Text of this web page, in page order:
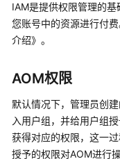
用
户
指
佳
实
践
IAM是提供权限管理的
您账号中的资源进行付
介绍》。
AOM权限
默认情况下，管理员创
入用户组，并给用户组
获得对应的权限，这一
授予的权限对AOM进行操